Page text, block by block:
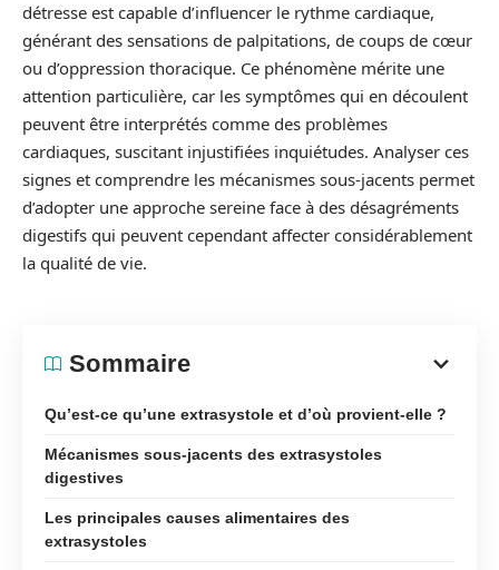
détresse est capable d’influencer le rythme cardiaque,
générant des sensations de palpitations, de coups de cœur
ou d’oppression thoracique. Ce phénomène mérite une
attention particulière, car les symptômes qui en découlent
peuvent être interprétés comme des problèmes
cardiaques, suscitant injustifiées inquiétudes. Analyser ces
signes et comprendre les mécanismes sous-jacents permet
d’adopter une approche sereine face à des désagréments
digestifs qui peuvent cependant affecter considérablement
la qualité de vie.
Sommaire
Qu’est-ce qu’une extrasystole et d’où provient-elle ?
Mécanismes sous-jacents des extrasystoles
digestives
Les principales causes alimentaires des
extrasystoles